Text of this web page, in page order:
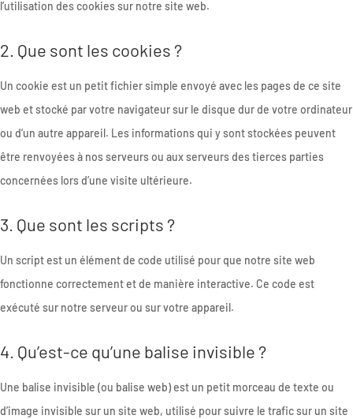
l’utilisation des cookies sur notre site web.
2. Que sont les cookies ?
Un cookie est un petit fichier simple envoyé avec les pages de ce site
web et stocké par votre navigateur sur le disque dur de votre ordinateur
ou d’un autre appareil. Les informations qui y sont stockées peuvent
être renvoyées à nos serveurs ou aux serveurs des tierces parties
concernées lors d’une visite ultérieure.
3. Que sont les scripts ?
Un script est un élément de code utilisé pour que notre site web
fonctionne correctement et de manière interactive. Ce code est
exécuté sur notre serveur ou sur votre appareil.
4. Qu’est-ce qu’une balise invisible ?
Une balise invisible (ou balise web) est un petit morceau de texte ou
d’image invisible sur un site web, utilisé pour suivre le trafic sur un site